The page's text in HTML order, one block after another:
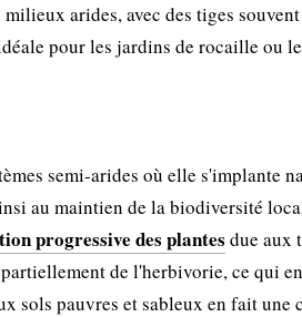
arides, avec des tiges
pour les jardins de rocaille ou
semi-arides où elle s'implante
au maintien de la biodiversité
progressive des plantes due aux
de l'herbivorie, ce qui
sols pauvres et sableux en fait une